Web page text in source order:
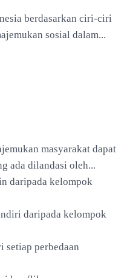
berdasarkan ciri-ciri
sosial dalam...
masyarakat dapat
ada dilandasi oleh...
daripada kelompok
daripada kelompok
setiap perbedaan